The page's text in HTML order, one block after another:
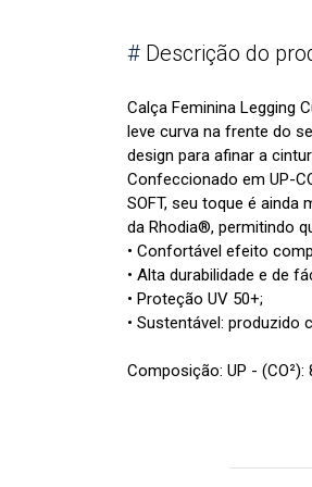
# Descrição do
Calça Feminina Legging
leve curva na frente do
design para afinar a
Confeccionado em UP-
SOFT, seu toque é
da Rhodia®, permitindo
• Confortável efeito
• Alta durabilidade e de
• Proteção UV 50+;
• Sustentável:
Composição: UP - (CO²):